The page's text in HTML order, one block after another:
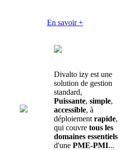
En savoir +
Divalto izy est une
solution de gestion
standard,
Puissante, simple,
accessible, à
déploiement rapide,
qui couvre tous les
domaines essentiels
d'une PME-PMI...